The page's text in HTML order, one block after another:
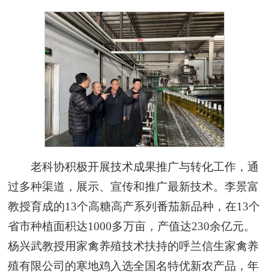
老科协积极开展技术成果推广与转化工作，通
过多种渠道，展示、宣传和推广最新技术。李景富
教授育成的13个高糖高产系列番茄新品种，在13个
省市种植面积达1000多万亩，产值达230余亿元。
杨兴武教授用家禽养殖技术扶持的呼兰信生家禽养
殖有限公司的寒地鸡入选全国名特优新农产品，年